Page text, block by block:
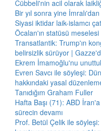
Cübbeli'nin acil olarak
Bir yıl sonra yine
Siyasi iktidar laik-islamcı
Öcalan'ın statüsü
Transatlantik: Trump'ın
belirsizlik sürüyor |
Ekrem İmamoğlu'nu
Evren Savcı ile söyleşi:
hakkındaki yasal
Tanıdığım Graham Fuller
Hafta Başı (71): ABD
sürecin devamı
Prof. Betül Çelik ile